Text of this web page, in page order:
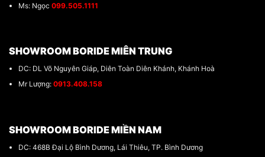
Ms: Ngọc 099.505.1111
SHOWROOM BORIDE MIÊN TRUNG
DC: DL Võ Nguyên Giáp, Diên Toàn Diên Khánh, Khánh Hoà
Mr Lượng: 0913.408.158
SHOWROOM BORIDE MIỀN NAM
DC: 468B Đại Lộ Bình Dương, Lái Thiêu, TP. Bình Dương